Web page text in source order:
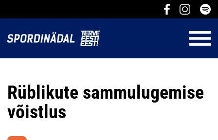
Rüblikute sammulugemise
võistlus